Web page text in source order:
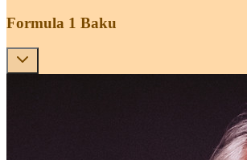
Formula 1 Baku